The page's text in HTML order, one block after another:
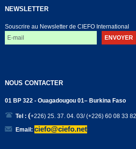
NEWSLETTER
Souscrire au Newsletter de CIEFO International
NOUS CONTACTER
01 BP 322 - Ouagadougou 01– Burkina Faso
Tel : (+226) 25. 37. 04. 03/ (+226) 60 08 33 82
Email: ciefo@ciefo.net